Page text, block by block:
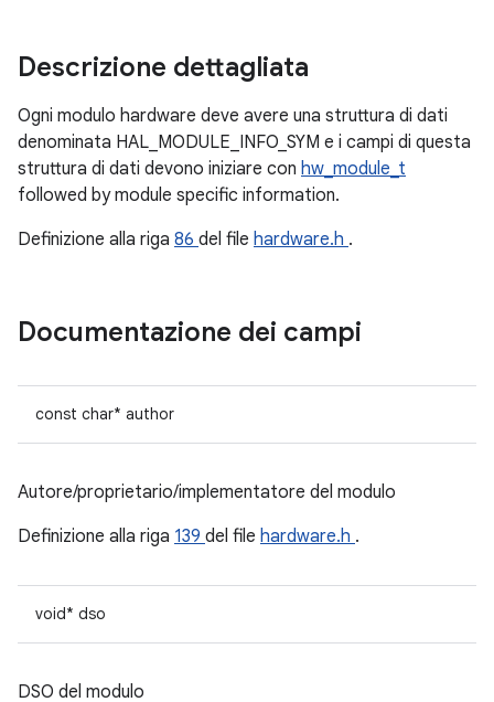
Descrizione dettagliata
Ogni modulo hardware deve avere una struttura di dati
denominata HAL_MODULE_INFO_SYM e i campi di questa
struttura di dati devono iniziare con hw_module_t
followed by module specific information.
Definizione alla riga 86 del file hardware.h .
Documentazione dei campi
const char* author
Autore/proprietario/implementatore del modulo
Definizione alla riga 139 del file hardware.h .
void* dso
DSO del modulo